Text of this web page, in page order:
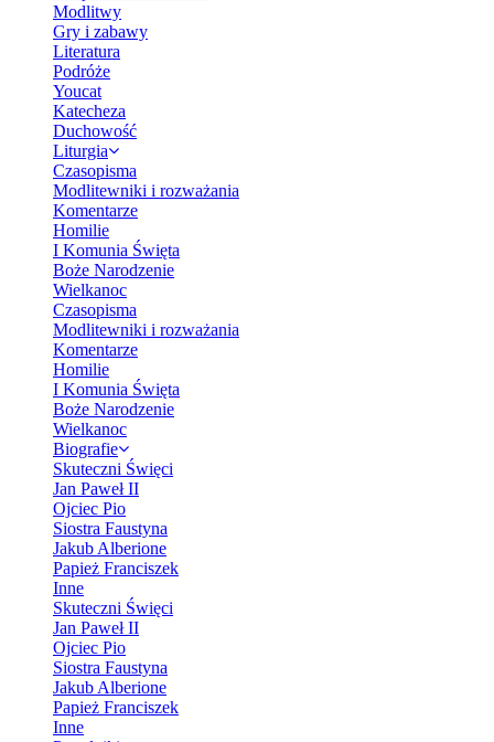
Modlitwy
Gry i zabawy
Literatura
Podróże
Youcat
Katecheza
Duchowość
Liturgia
Czasopisma
Modlitewniki i rozważania
Komentarze
Homilie
I Komunia Święta
Boże Narodzenie
Wielkanoc
Czasopisma
Modlitewniki i rozważania
Komentarze
Homilie
I Komunia Święta
Boże Narodzenie
Wielkanoc
Biografie
Skuteczni Święci
Jan Paweł II
Ojciec Pio
Siostra Faustyna
Jakub Alberione
Papież Franciszek
Inne
Skuteczni Święci
Jan Paweł II
Ojciec Pio
Siostra Faustyna
Jakub Alberione
Papież Franciszek
Inne